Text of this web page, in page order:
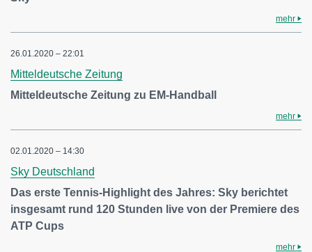
mehr
26.01.2020 – 22:01
Mitteldeutsche Zeitung
Mitteldeutsche Zeitung zu EM-Handball
mehr
02.01.2020 – 14:30
Sky Deutschland
Das erste Tennis-Highlight des Jahres: Sky berichtet
insgesamt rund 120 Stunden live von der Premiere des
ATP Cups
mehr